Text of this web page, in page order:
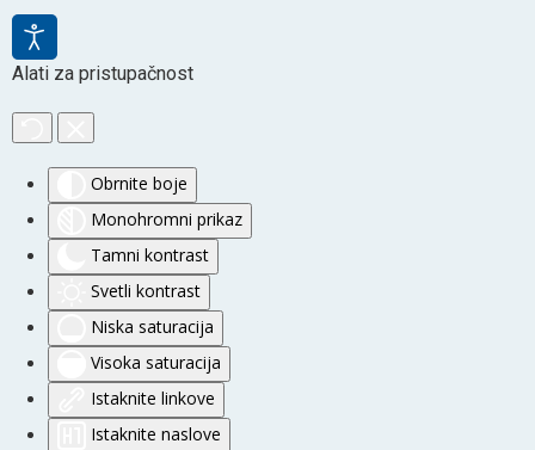
Alati za pristupačnost
Obrnite boje
Monohromni prikaz
Tamni kontrast
Svetli kontrast
Niska saturacija
Visoka saturacija
Istaknite linkove
Istaknite naslove